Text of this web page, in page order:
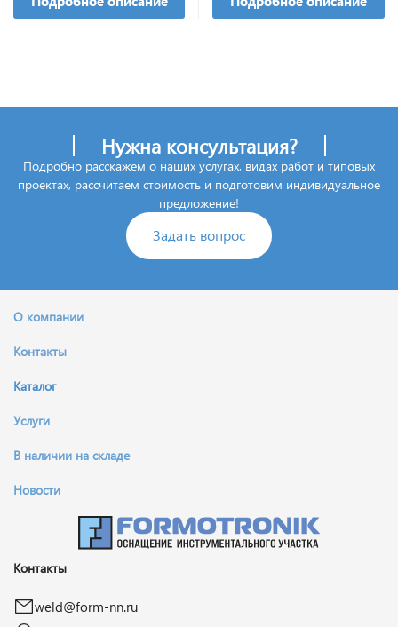
Нужна консультация?
Подробно расскажем о наших услугах, видах работ и типовых
проектах, рассчитаем стоимость и подготовим индивидуальное
предложение!
Задать вопрос
О компании
Контакты
Каталог
Услуги
В наличии на складе
Новости
Контакты
weld@form-nn.ru